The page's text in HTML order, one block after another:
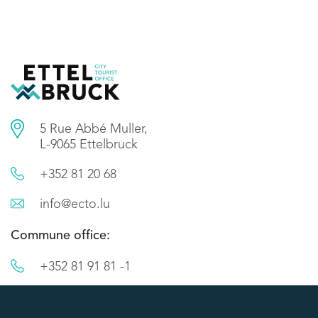
5 Rue Abbé Muller,
L-9065 Ettelbruck
+352 81 20 68
info@ecto.lu
Commune office:
+352 81 91 81 -1